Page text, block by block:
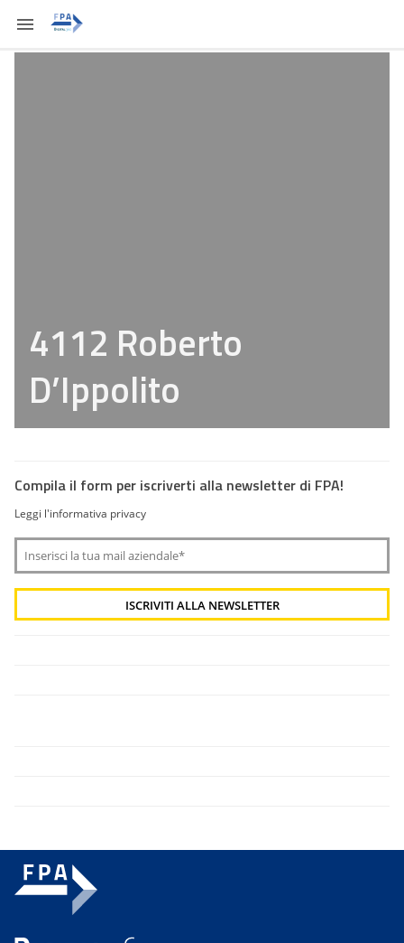
4112 Roberto
D’Ippolito
Compila il form per iscriverti alla newsletter di FPA!
Leggi l'informativa privacy